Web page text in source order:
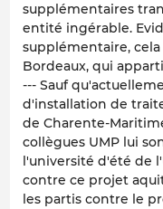
supplémentaires
entité ingérable.
supplémentaire,
Bordeaux, qui
--- Sauf
d'installation de
de Charente-
collègues UMP lui
l'université d'été de
contre ce projet
les partis contre le